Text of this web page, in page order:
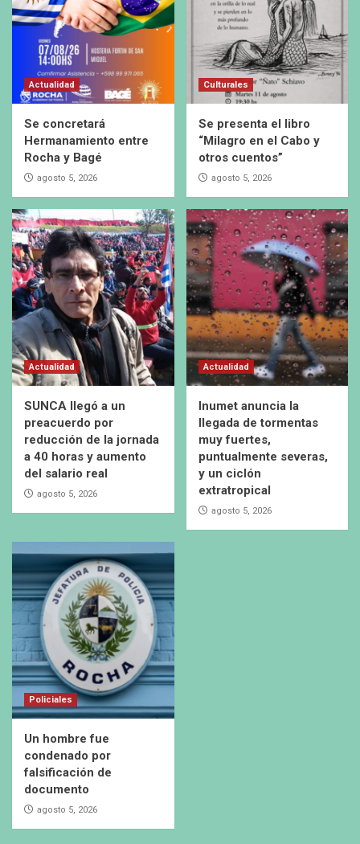
Actualidad
Se concretará
Hermanamiento entre
Rocha y Bagé
agosto 5, 2026
Culturales
Se presenta el libro
“Milagro en el Cabo y
otros cuentos”
agosto 5, 2026
Actualidad
SUNCA llegó a un
preacuerdo por
reducción de la jornada
a 40 horas y aumento
del salario real
agosto 5, 2026
Actualidad
Inumet anuncia la
llegada de tormentas
muy fuertes,
puntualmente severas,
y un ciclón
extratropical
agosto 5, 2026
Policiales
Un hombre fue
condenado por
falsificación de
documento
agosto 5, 2026